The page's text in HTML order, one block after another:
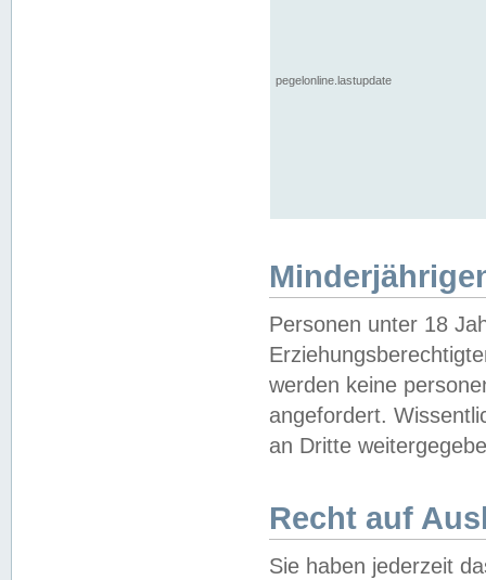
pegelonline.lastupdate
Personen unter 18
werden keine
angefordert.
an Dritte
Recht auf
Sie haben jederzeit